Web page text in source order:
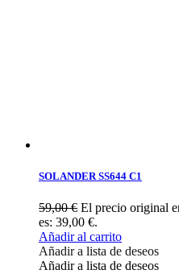
SOLANDER SS644 C1
59,00€ El precio original
es: 39,00 €.
Añadir al carrito
Añadir a lista de deseos
Añadir a lista de deseos